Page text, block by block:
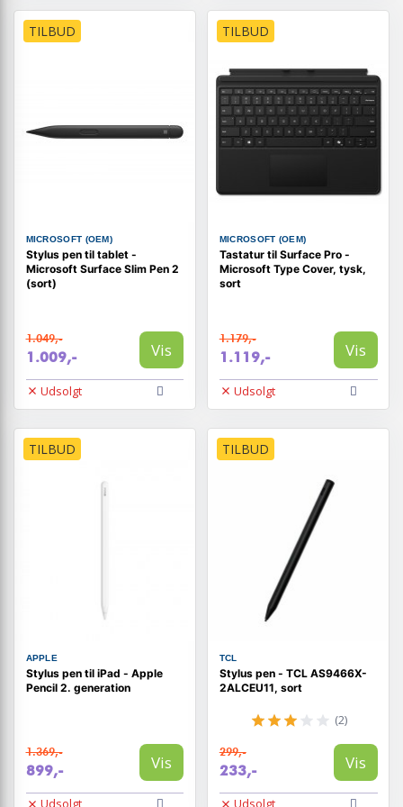
TILBUD
MICROSOFT (OEM)
Stylus pen til tablet -
Microsoft Surface Slim Pen 2
(sort)
1.049,-
1.009,- Vis
Udsolgt
TILBUD
MICROSOFT (OEM)
Tastatur til Surface Pro -
Microsoft Type Cover, tysk,
sort
1.179,-
1.119,- Vis
Udsolgt
TILBUD
APPLE
Stylus pen til iPad - Apple
Pencil 2. generation
1.369,-
899,- Vis
Udsolgt
TILBUD
TCL
Stylus pen - TCL AS9466X-
2ALCEU11, sort
(2)
299,-
233,- Vis
Udsolgt